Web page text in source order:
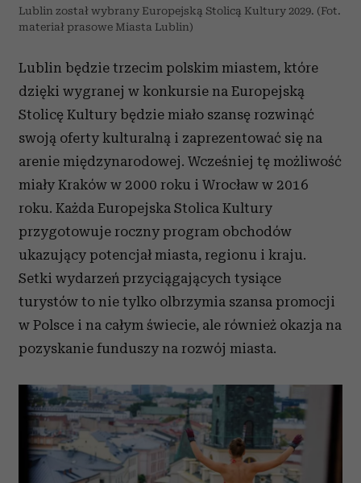
Lublin został wybrany Europejską Stolicą Kultury 2029. (Fot.
materiał prasowe Miasta Lublin)
Lublin będzie trzecim polskim miastem, które
dzięki wygranej w konkursie na Europejską
Stolicę Kultury będzie miało szansę rozwinąć
swoją oferty kulturalną i zaprezentować się na
arenie międzynarodowej. Wcześniej tę możliwość
miały Kraków w 2000 roku i Wrocław w 2016
roku. Każda Europejska Stolica Kultury
przygotowuje roczny program obchodów
ukazujący potencjał miasta, regionu i kraju.
Setki wydarzeń przyciągających tysiące
turystów to nie tylko olbrzymia szansa promocji
w Polsce i na całym świecie, ale również okazja na
pozyskanie funduszy na rozwój miasta.